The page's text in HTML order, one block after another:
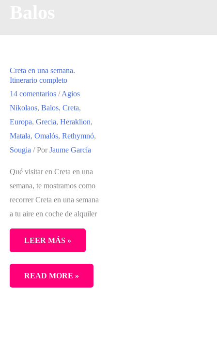
Creta en una semana.
Itinerario completo
14 comentarios /Agios
Nikolaos, Balos, Creta,
Europa, Grecia, Heraklion,
Matala, Omalós, Rethymnó,
Sougia / Por Jaume García
Qué visitar en Creta en una
semana, te mostramos como
recorrer Creta en una semana
a tu aire en coche de alquiler
LEER MÁS »
CRETA
EN
READ MORE »